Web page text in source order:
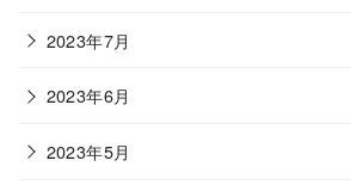
2023年7月
2023年6月
2023年5月